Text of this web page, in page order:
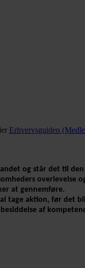
Erhvervsguiden
og står det til
overlevelse
at gennemføre.
tage aktion, før det
af